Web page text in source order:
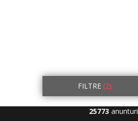
FILTRE (2)
25773 anunturi